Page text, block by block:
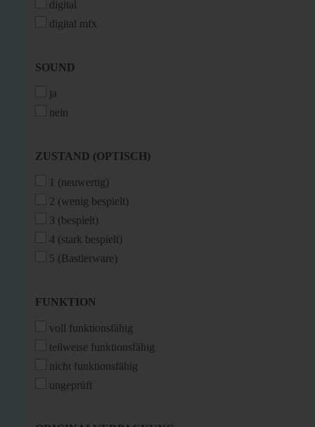
digital
digital mfx
SOUND
SOUND
ja
nein
ZUSTAND
ZUSTAND (OPTISCH)
1 (neuwertig)
2 (wenig bespielt)
3 (bespielt)
4 (stark bespielt)
5 (Bastlerware)
FUNKTION
FUNKTION
voll funktionsfähig
teilweise funktionsfähig
nicht funktionsfähig
ungeprüft